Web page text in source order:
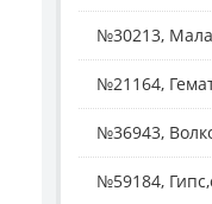
№30213,
№21164,
№36943,
№59184,